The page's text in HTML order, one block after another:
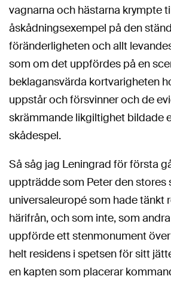
vagnarna och hästarna krympte
åskådningsexempel på den
föränderligheten och allt
som om det uppfördes på en
beklagansvärda kortvarigheten
uppstår och försvinner och de
skrämmande likgiltighet bildade
skådespel.
Så såg jag Leningrad för första
uppträdde som Peter den stores
universaleuropé som hade tänkt
härifrån, och som inte, som
uppförde ett stenmonument
helt residens i spetsen för sitt
en kapten som placerar